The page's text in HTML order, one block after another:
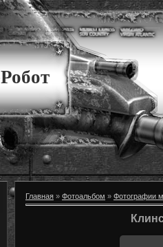
Главная » Фотоальбом » Фотографии